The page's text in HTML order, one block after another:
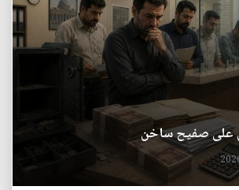
على صفيح ساخن